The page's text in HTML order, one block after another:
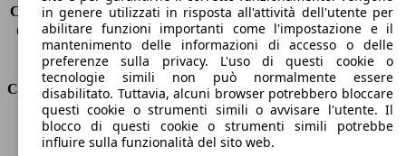
Capacità di traino (senza freni) -
Capacità di traino (con freni)
2000 kg
Volume del bagagliaio
500 - 1593 l
Consumi
Emissioni di CO2*
150 g/km (komb.)
Consumo (urbano)
8.1 l/100km
in genere utilizzati in risposta all'attività dell'utente per
abilitare funzioni importanti come l'impostazione e il
mantenimento delle informazioni di accesso o delle
preferenze sulla privacy. L'uso di questi cookie o
tecnologie simili non può normalmente essere
disabilitato. Tuttavia, alcuni browser potrebbero bloccare
questi cookie o strumenti simili o avvisare l'utente. Il
blocco di questi cookie o strumenti simili potrebbe
influire sulla funzionalità del sito web.